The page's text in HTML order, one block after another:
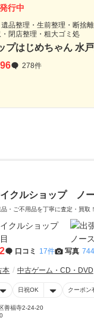
行中
品整理・生前整理・断捨離
閉店整理・粗大ゴミ処
プはじめちゃん 水
278件
イクルショップ ノ
・ご不用品を丁寧に査定・買取！
口コミ 17件 写真
本 中古ゲーム・CD・DVD
日祝OK クーポン
善福寺2-24-20